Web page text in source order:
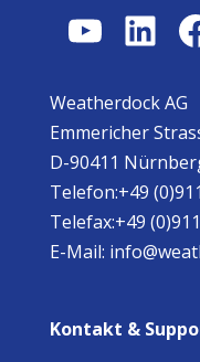
Weatherdock AG
Emmericher
D-90411
Telefon:+49
Telefax:+49
E-Mail:
Kontakt &